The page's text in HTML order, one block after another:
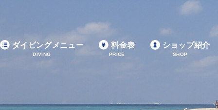
ダイビングメニュー
DIVING
料金表
PRICE
ショップ紹介
SHOP